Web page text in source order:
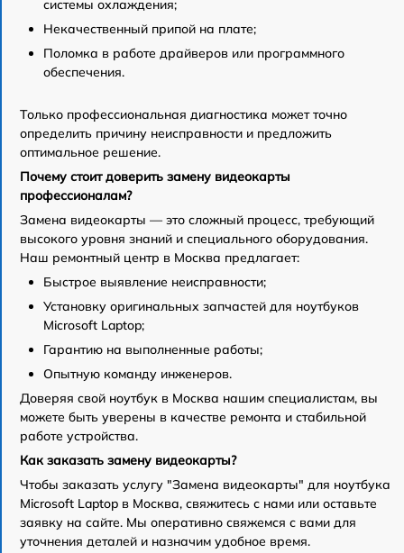
системы охлаждения;
Некачественный припой на плате;
Поломка в работе драйверов или программного
обеспечения.
Только профессиональная диагностика может точно
определить причину неисправности и предложить
оптимальное решение.
Почему стоит доверить замену видеокарты
профессионалам?
Замена видеокарты — это сложный процесс, требующий
высокого уровня знаний и специального оборудования.
Наш ремонтный центр в Москва предлагает:
Быстрое выявление неисправности;
Установку оригинальных запчастей для ноутбуков
Microsoft Laptop;
Гарантию на выполненные работы;
Опытную команду инженеров.
Доверяя свой ноутбук в Москва нашим специалистам, вы
можете быть уверены в качестве ремонта и стабильной
работе устройства.
Как заказать замену видеокарты?
Чтобы заказать услугу "Замена видеокарты" для ноутбука
Microsoft Laptop в Москва, свяжитесь с нами или оставьте
заявку на сайте. Мы оперативно свяжемся с вами для
уточнения деталей и назначим удобное время.